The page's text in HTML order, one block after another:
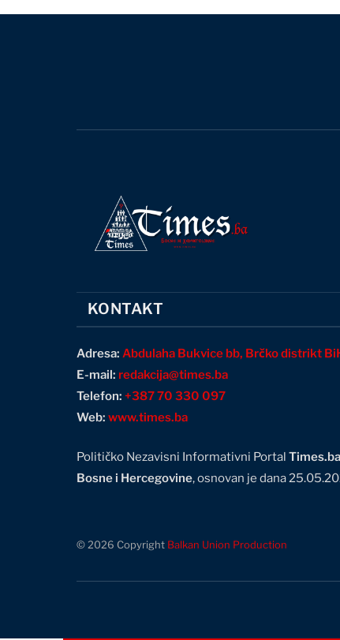
KONTAKT
Adresa: Abdulaha Bukvice bb, Brčko distrikt
E-mail: redakcija@times.ba
Telefon: +387 70 330 097
Web: www.times.ba
Političko Nezavisni Informativni Portal
Bosne i Hercegovine, osnovan je dana
© 2026 Copyright Balkan Union Production